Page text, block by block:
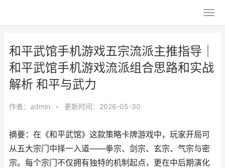
和平武馆手机游戏五宗流派主推指导｜
和平武馆手机游戏流派组合思路和实战
解析 和平与武力
作者： admin • 更新时间：2026-05-30
摘要：在《和平武馆》这款策略卡牌游戏中，玩家开局可
从五大宗门中择一入道——拳宗、剑宗、玄宗、气宗与密
宗。每个宗门不仅拥有独特的机制起点，更在中后期演化